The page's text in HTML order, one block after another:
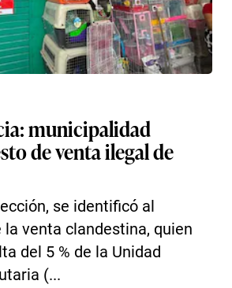
municipalidad
de venta ilegal de
se identificó al
la venta clandestina, quien
del 5 % de la Unidad
(...